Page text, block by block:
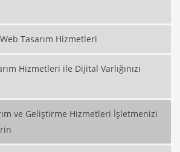
Tasarım Hizmetleri
Hizmetleri ile Dijital Varlığınızı
ve Geliştirme Hizmetleri İşletmenizi